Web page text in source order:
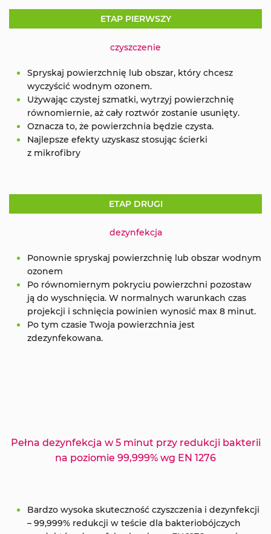
ETAP PIERWSZY
czyszczenie
Spryskaj powierzchnię lub obszar, który chcesz
wyczyścić wodnym ozonem.
Używając czystej szmatki, wytrzyj powierzchnię
równomiernie, aż cały roztwór zostanie usunięty.
Oznacza to, że powierzchnia będzie czysta.
Najlepsze efekty uzyskasz stosując ścierki
z mikrofibry
ETAP DRUGI
dezynfekcja
Ponownie spryskaj powierzchnię lub obszar wodnym
ozonem
Po równomiernym pokryciu powierzchni pozostaw
ją do wyschnięcia. W normalnych warunkach czas
projekcji i schnięcia powinien wynosić max 8 minut.
Po tym czasie Twoja powierzchnia jest
zdezynfekowana.
Pełna dezynfekcja w 5 minut przy redukcji bakterii
na poziomie 99,999% wg EN 1276
Bardzo wysoka skuteczność czyszczenia i dezynfekcji
– 99,999% redukcji w teście dla bakteriobójczych